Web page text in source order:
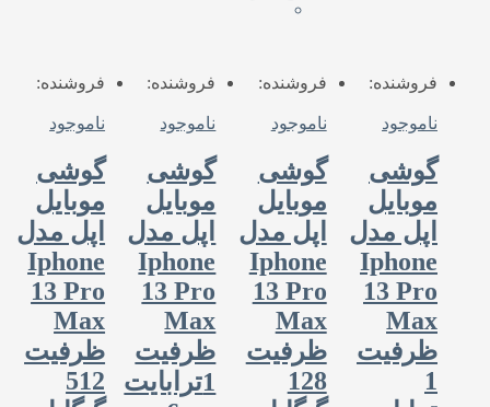
فروشنده:
ناموجود
گوشی
موبایل
اپل مدل
Iphone
13 Pro
Max
ظرفیت
فروشنده:
ناموجود
گوشی
موبایل
اپل مدل
Iphone
13 Pro
Max
ظرفیت
128
فروشنده:
ناموجود
گوشی
موبایل
اپل مدل
Iphone
13 Pro
Max
ظرفیت
1ترابایت
فروشنده:
ناموجود
گوشی
موبایل
اپل مدل
Iphone
13 Pro
Max
ظرفیت
512